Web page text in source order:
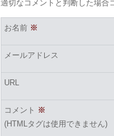
適切なコメントと判断した場合
お名前 ※
メールアドレス
URL
コメント ※
(HTMLタグは使用できません)